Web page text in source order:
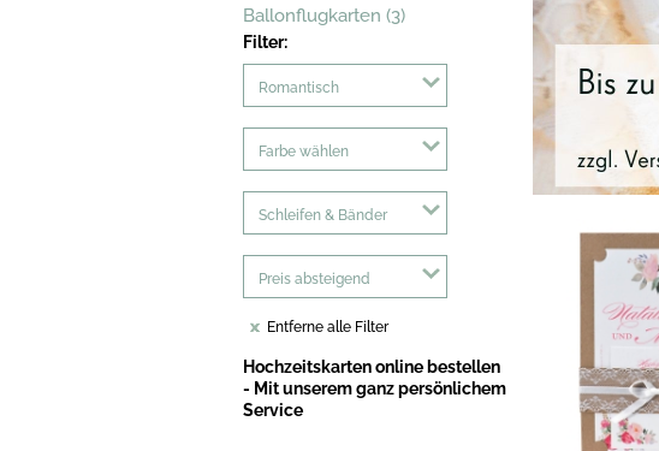
Ballonflugkarten (3)
Filter:
Romantisch
Farbe wählen
Schleifen & Bänder
Preis absteigend
Entferne alle Filter
Hochzeitskarten online bestellen
- Mit unserem ganz persönlichem
Service